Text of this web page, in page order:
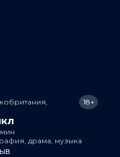
18+
мин
драма, музыка